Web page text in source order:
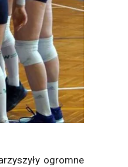
ogromne